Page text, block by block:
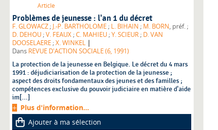
Article
Problèmes de jeunesse : l'an 1 du décret
F. GLOWACZ ; J.-P. BARTHOLOME ; L. BIHAIN ; M. BORN
, préf. ;
D. DEHOU ;V. FEAUX ;C. MAHIEU ;Y. SCIEUR ; D. VAN
DOOSELAERE ;X. WINKEL |
Dans REVUE D'ACTION SOCIALE (6, 1991)
La protection de la jeunesse en Belgique. Le décret du 4 mars
1991 : déjudiciarisation de la protection de la jeunesse ;
aspect des droits fondamentaux des jeunes et des familles ;
compétences exclusive du pouvoir judiciaire en matière d'aide
im[...]
Plus d'information...
Ajouter à ma sélection